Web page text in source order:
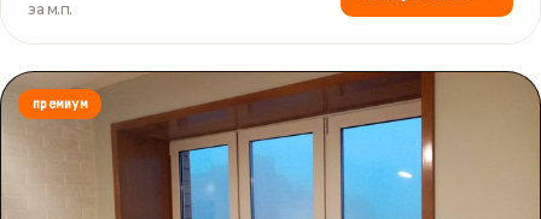
за м.п.
премиум